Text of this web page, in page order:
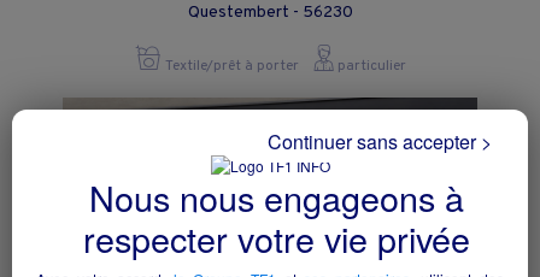
Questembert - 56230
Textile/prêt à porter particulier
Nous nous engageons à
respecter votre vie privée
Continuer sans accepter >